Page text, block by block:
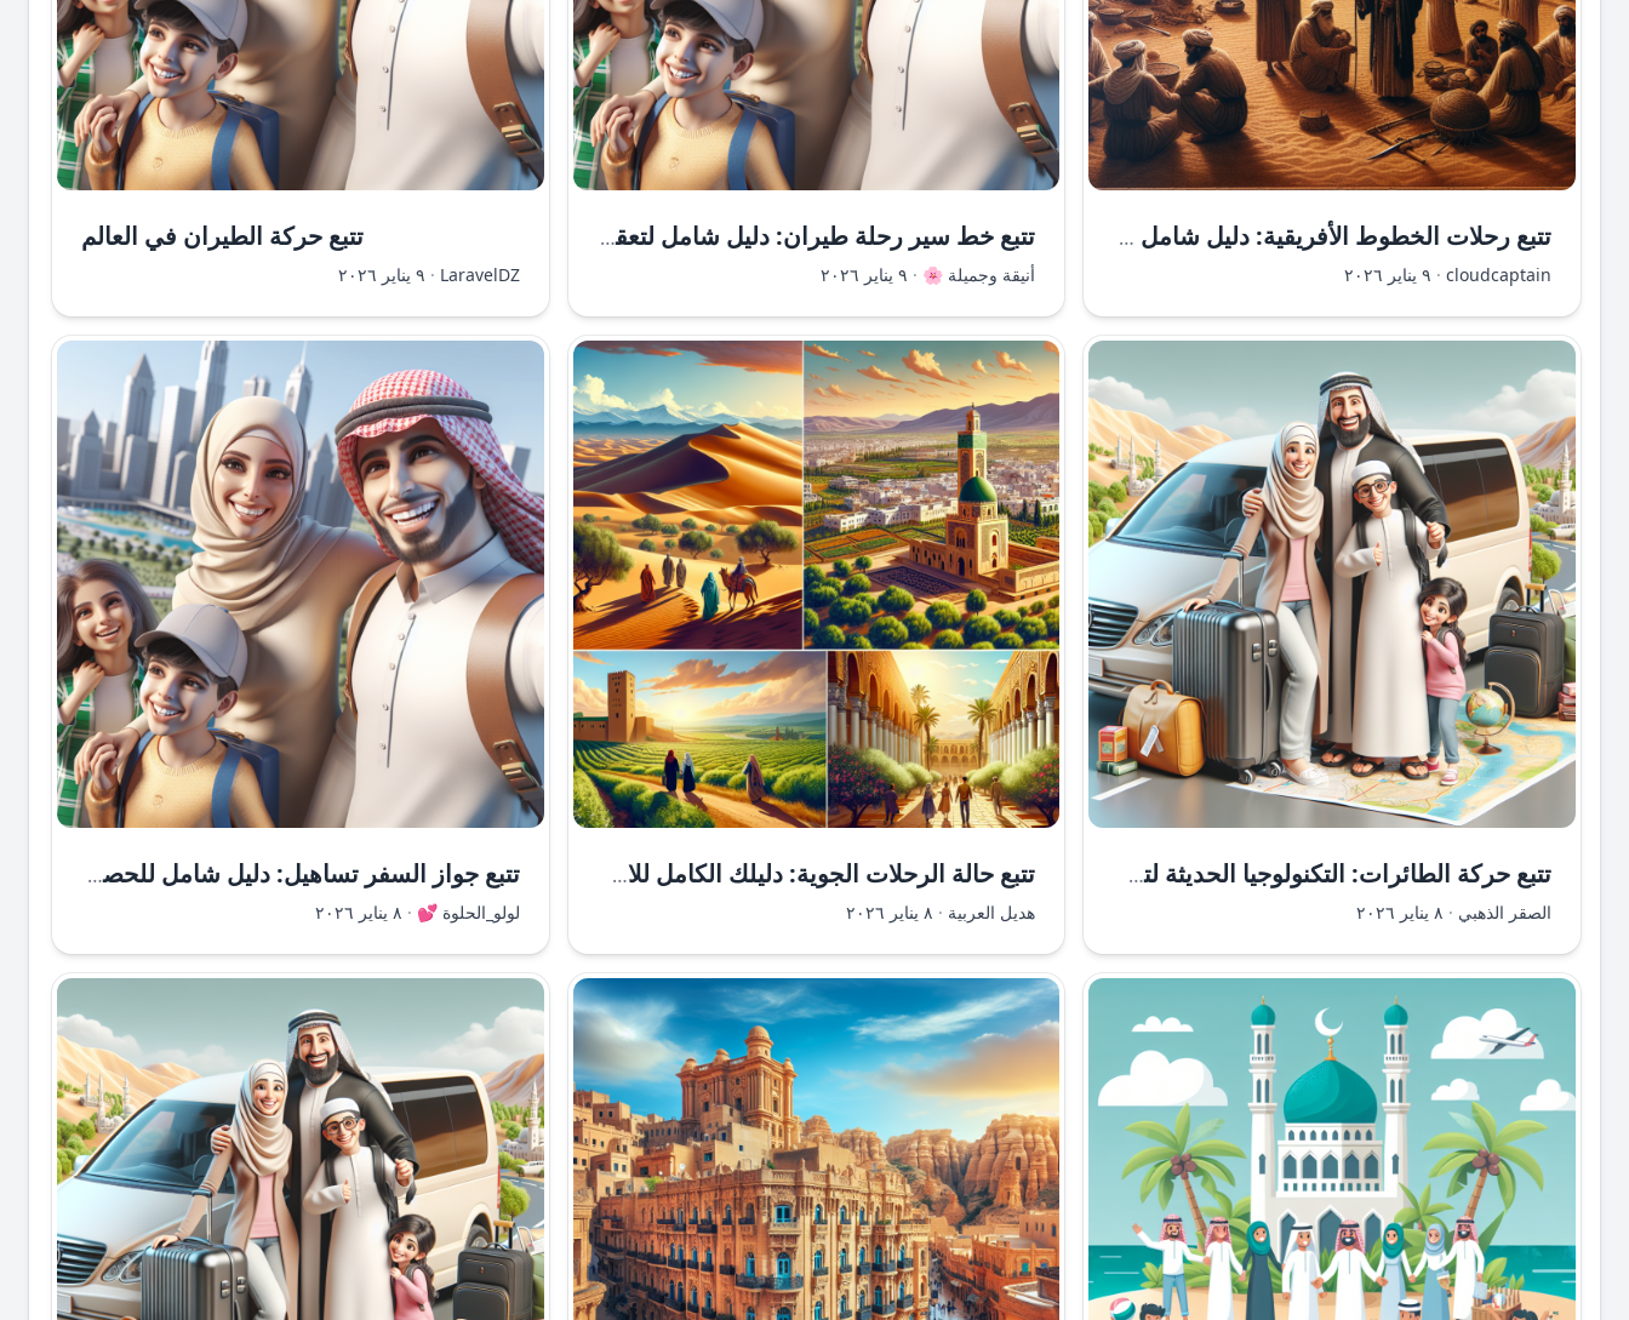
تتبع رحلات الخطوط الأفريقية: دليل شامل ومفصل
cloudcaptain
· ٩ يناير ٢٠٢٦
تتبع خط سير رحلة طيران: دليل شامل لتعقب الرحلات الجوية
أنيقة وجميلة 🌸 · ٩ يناير ٢٠٢٦
تتبع حركة الطيران في العالم
LaravelDZ
· ٩ يناير ٢٠٢٦
تتبع حركة الطائرات: التكنولوجيا الحديثة لتحديد مواقع الطيران
الصقر الذهبي · ٨ يناير ٢٠٢٦
تتبع حالة الرحلات الجوية: دليلك الكامل للاستفادة من التكنولوجيا الحديثة
هديل العربية · ٨ يناير ٢٠٢٦
تتبع جواز السفر تساهيل: دليل شامل للحصول على معلومات دقيقة
لولو_الحلوة 💕 · ٨ يناير ٢٠٢٦